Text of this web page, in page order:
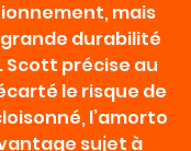
mais
durabilité
Scott précise au
le risque de
l’amorto
sujet à